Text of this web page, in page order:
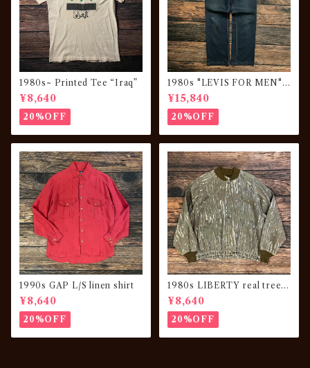
1980s~ Printed Tee “Iraq”
¥8,640
20%OFF
1980s "LEVIS FOR MEN"
Denim Pants
¥15,840
20%OFF
1990s GAP L/S linen shirt
¥8,640
20%OFF
1980s LIBERTY real tree c
amouflage JKT
¥8,640
20%OFF